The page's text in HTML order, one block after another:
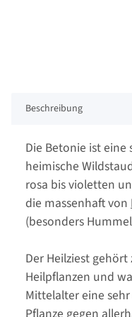
Beschreibung
Die Betonie ist
heimische
rosa bis violetten
die massenhaft von
(besonders
Der Heilziest
Heilpflanzen und
Mittelalter eine